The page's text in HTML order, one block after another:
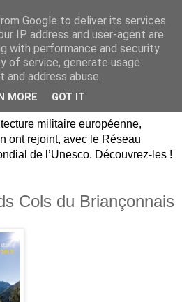
Dauphin,
Hautes-
militaire européenne,
ont rejoint, avec le Réseau
de l’Unesco. Découvrez-les !
Cols du Briançonnais
Google to deliver its services
IP address and user-agent are
with performance and security
of service, generate usage
address abuse.
MORE GOT IT